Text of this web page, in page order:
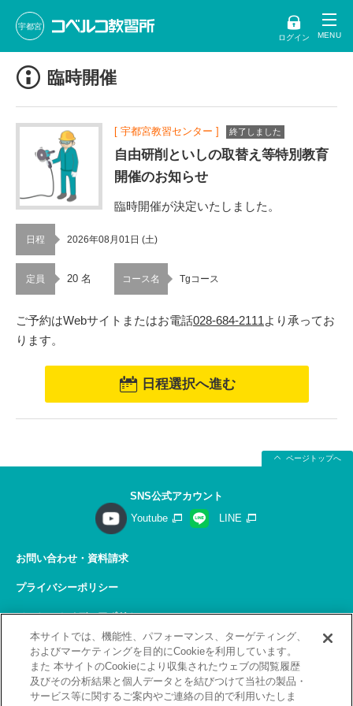
宇都宮
ログイン
臨時開催
[ 宇都宮教習センター ] 終了しました
自由研削といしの取替え等特別教育
開催のお知らせ
臨時開催が決定いたしました。
日程 2026年08月01日 (土)
定員 20 名 コース名 Tgコース
ご予約はWebサイトまたはお電話028-684-2111より承ってお
ります。
日程選択へ進む
ページトップへ
SNS公式アカウント
Youtube
LINE
お問い合わせ・資料請求
プライバシーポリシー
ソーシャルメディアポリシー
サイトの利用について
サイトマップ
本サイトでは、機能性、パフォーマンス、ターゲティング、
およびマーケティングを目的にCookieを利用しています。
また 本サイトのCookieにより収集されたウェブの閲覧履歴
及びその分析結果と個人データとを結びつけて当社の製品・
サービス等に関するご案内やご連絡の目的で利用いたしま